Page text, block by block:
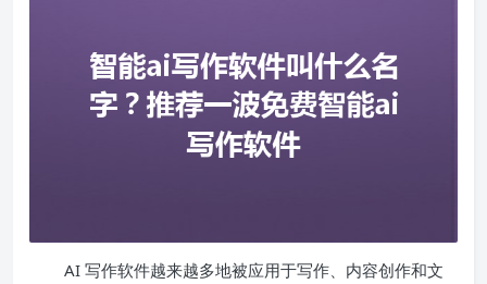
AI 写作软件越来越多地被应用于写作、内容创作和文